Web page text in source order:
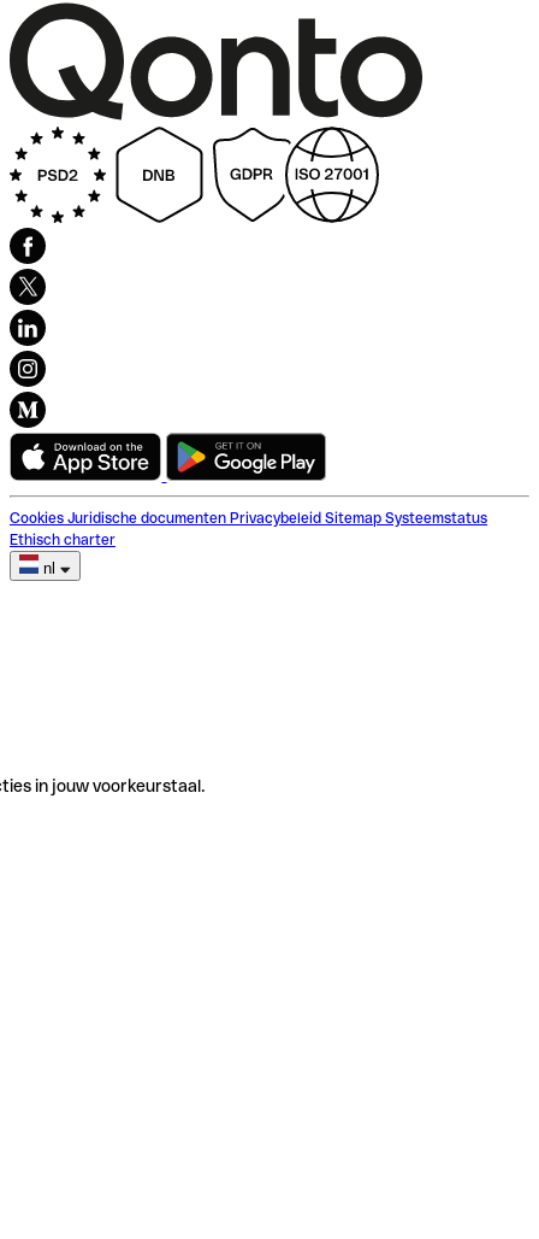
Cookies Juridische documenten Privacybeleid Sitemap Systeemstatus
Ethisch charter
nl
in jouw voorkeurstaal.